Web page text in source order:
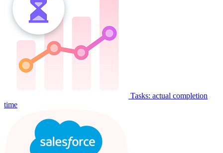
Tasks: actual completion
time